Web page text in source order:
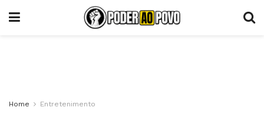
Home Entretenimento